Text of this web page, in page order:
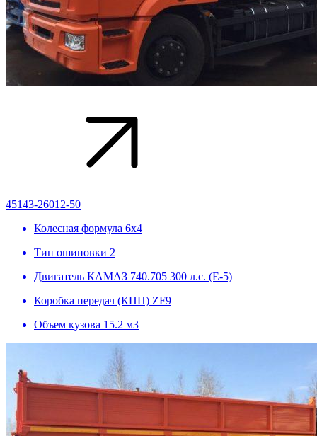
45143-26012-50
Колесная формула 6х4
Тип ошиновки 2
Двигатель КАМАЗ 740.705 300 л.с. (Е-5)
Коробка передач (КПП) ZF9
Объем кузова 15.2 м3